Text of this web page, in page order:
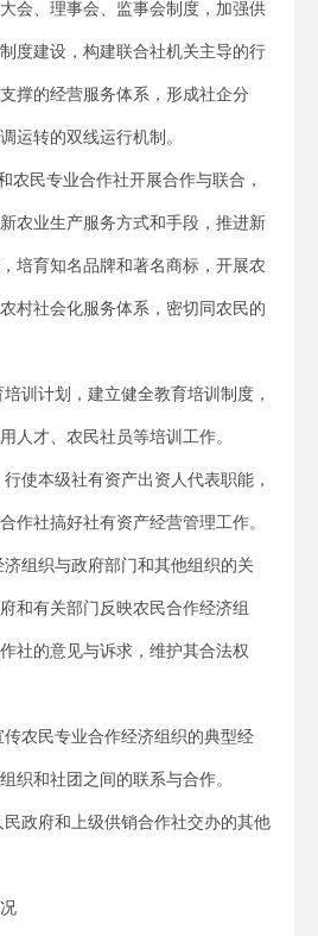
会、理事会、监事会制度，加强供
度建设，构建联合社机关主导的行
撑的经营服务体系，形成社企分
运转的双线运行机制。
农民专业合作社开展合作与联合，
农业生产服务方式和手段，推进新
培育知名品牌和著名商标，开展农
村社会化服务体系，密切同农民的
训计划，建立健全教育培训制度，
人才、农民社员等培训工作。
使本级社有资产出资人代表职能，
作社搞好社有资产经营管理工作。
济组织与政府部门和其他组织的关
和有关部门反映农民合作经济组
社的意见与诉求，维护其合法权
传农民专业合作经济组织的典型经
织和社团之间的联系与合作。
民政府和上级供销合作社交办的其他